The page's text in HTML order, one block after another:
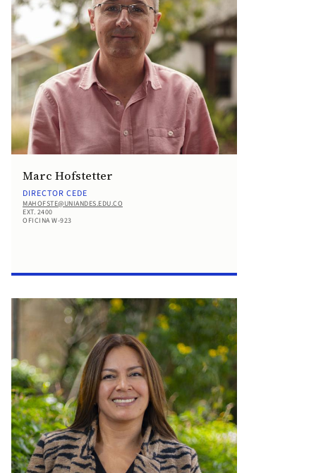
Marc Hofstetter
DIRECTOR CEDE
MAHOFSTE@UNIANDES.EDU.CO
EXT. 2400
OFICINA W-923